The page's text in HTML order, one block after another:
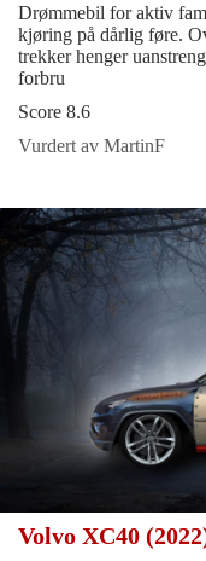
Drømmebil for aktiv
kjøring på dårlig føre.
trekker henger
forbru
Score 8.6
Vurdert av MartinF
Volvo XC40